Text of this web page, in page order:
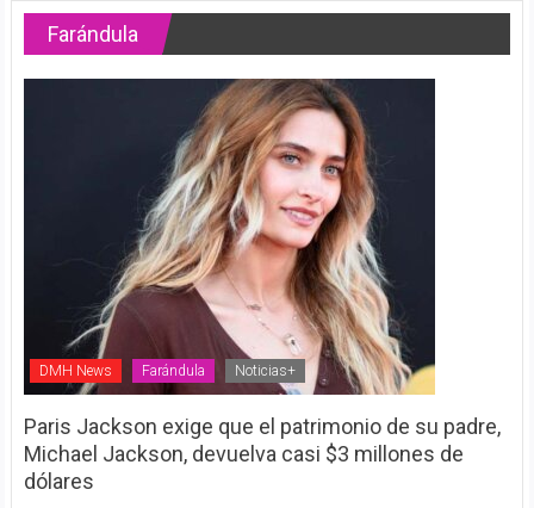
Farándula
DMH News Farándula Noticias+
Paris Jackson exige que el patrimonio de su padre,
Michael Jackson, devuelva casi $3 millones de
dólares